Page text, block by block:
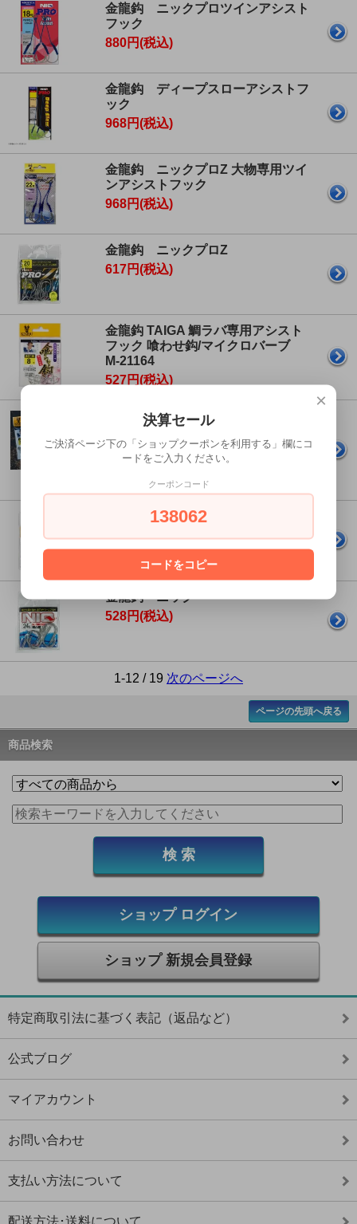
金龍鈎 ニックプロツインアシスト
フック
880円(税込)
金龍鈎 ディープスローアシストフ
ック
968円(税込)
金龍鈎 ニックプロZ 大物専用ツイ
ンアシストフック
968円(税込)
金龍鈎 ニックプロZ
617円(税込)
金龍鈎 TAIGA 鯛ラバ専用アシスト
フック 喰わせ鈎/マイクロバーブ
M-21164
527円(税込)
金龍鈎 TAIGA 鯛ラバ専用アシスト
フック 掛けあわせ鈎/ドテラ＆
DEEP 21163 スズ/71163 Sブラッ
527円(税込)
金龍鈎 スズ小ダイ
660円(税込)
金龍鈎 ニック
528円(税込)
1-12 / 19 次のページへ
ページの先頭へ戻る
商品検索
ショップ ログイン
ショップ 新規会員登録
特定商取引法に基づく表記（返品など）
公式ブログ
マイアカウント
お問い合わせ
支払い方法について
配送方法･送料について
×
決算セール
ご決済ページ下の「ショップクーポンを利用する」欄にコ
ードをご入力ください。
クーポンコード
138062
コードをコピー